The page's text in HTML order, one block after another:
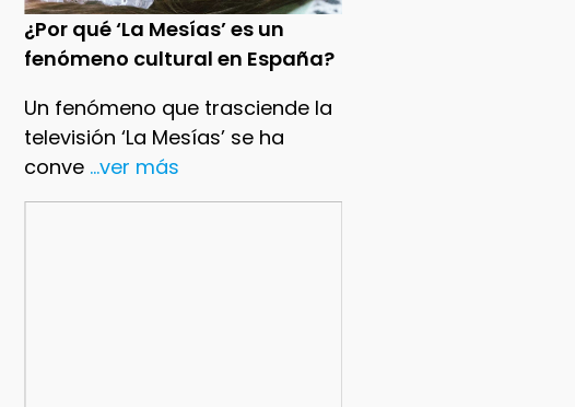
¿Por qué ‘La Mesías’ es un
fenómeno cultural en España?
Un fenómeno que trasciende la
televisión ‘La Mesías’ se ha
conve ...ver más